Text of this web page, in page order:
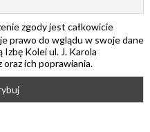
zgody jest całkowicie
prawo do wglądu w swoje dane
Kolei ul. J. Karola
ich poprawiania.